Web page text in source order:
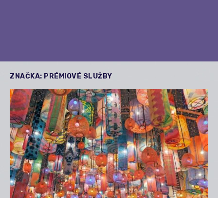
ZNAČKA: PRÉMIOVÉ SLUŽBY